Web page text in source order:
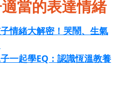
當的表達情緒
情緒大解密！哭鬧、生氣
一起學EQ：認識恆溫教養